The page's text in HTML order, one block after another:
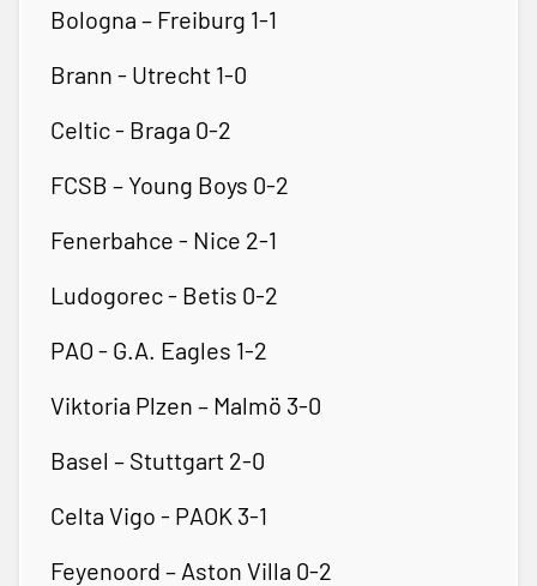
Bologna – Freiburg 1-1
Brann - Utrecht 1-0
Celtic - Braga 0-2
FCSB – Young Boys 0-2
Fenerbahce - Nice 2-1
Ludogorec - Betis 0-2
PAO - G.A. Eagles 1-2
Viktoria Plzen – Malmö 3-0
Basel – Stuttgart 2-0
Celta Vigo - PAOK 3-1
Feyenoord – Aston Villa 0-2